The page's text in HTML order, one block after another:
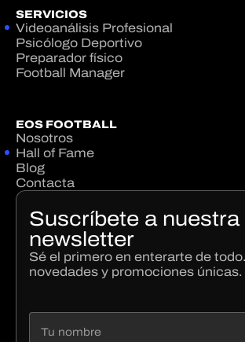
SERVICIOS
Videoanálisis Profesional
Psicólogo Deportivo
Preparador físico
Football Manager
EOS FOOTBALL
Nosotros
Hall of Fame
Blog
Contacta
Suscríbete a nuestra
newsletter
Sé el primero en enterarte de
novedades y promociones únicas.